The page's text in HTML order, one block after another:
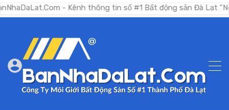
- Kênh thông tin số #1 Bất động sản Đà Lạt "Nơi